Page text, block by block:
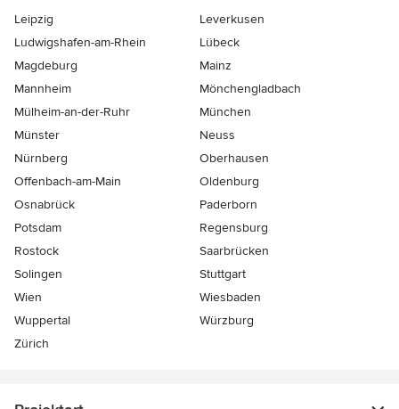
Leipzig
Leverkusen
Ludwigshafen-am-Rhein
Lübeck
Magdeburg
Mainz
Mannheim
Mönchen­gladbach
Mülheim-an-der-Ruhr
München
Münster
Neuss
Nürnberg
Oberhausen
Offenbach-am-Main
Oldenburg
Osnabrück
Paderborn
Potsdam
Regensburg
Rostock
Saarbrücken
Solingen
Stuttgart
Wien
Wiesbaden
Wuppertal
Würzburg
Zürich